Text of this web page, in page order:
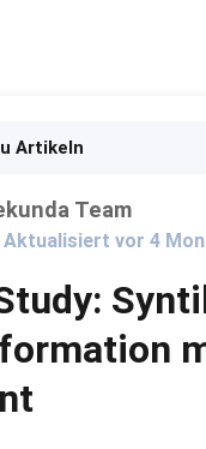
Artikeln
Team
Aktualisiert vor 4